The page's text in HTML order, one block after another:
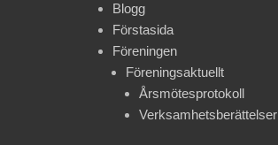
Blogg
Förstasida
Föreningen
Föreningsaktuellt
Årsmötesprotokoll
Verksamhetsberättelser